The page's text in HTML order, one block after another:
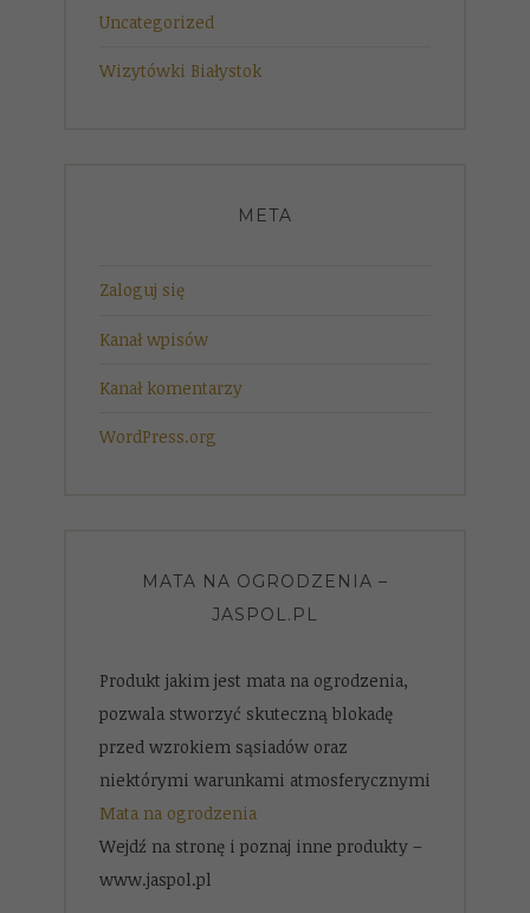
Uncategorized
Wizytówki Białystok
META
Zaloguj się
Kanał wpisów
Kanał komentarzy
WordPress.org
MATA NA OGRODZENIA –
JASPOL.PL
Produkt jakim jest mata na ogrodzenia,
pozwala stworzyć skuteczną blokadę
przed wzrokiem sąsiadów oraz
niektórymi warunkami atmosferycznymi
Mata na ogrodzenia
Wejdź na stronę i poznaj inne produkty –
www.jaspol.pl